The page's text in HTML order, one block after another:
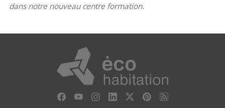
dans notre nouveau centre formation.